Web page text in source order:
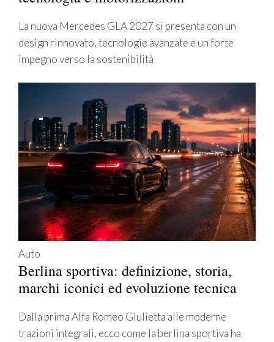
La nuova Mercedes GLA 2027 si presenta con un
design rinnovato, tecnologie avanzate e un forte
impegno verso la sostenibilità
Auto
Berlina sportiva: definizione, storia,
marchi iconici ed evoluzione tecnica
Dalla prima Alfa Romeo Giulietta alle moderne
trazioni integrali, ecco come la berlina sportiva ha